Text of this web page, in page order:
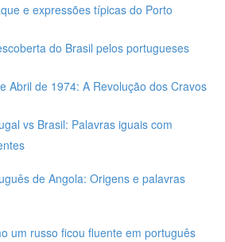
e expressões típicas do Porto
do Brasil pelos portugueses
Abril de 1974: A Revolução dos Cravos
vs Brasil: Palavras iguais com
de Angola: Origens e palavras
um russo ficou fluente em português